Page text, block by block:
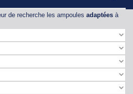
de recherche les ampoules adaptées à